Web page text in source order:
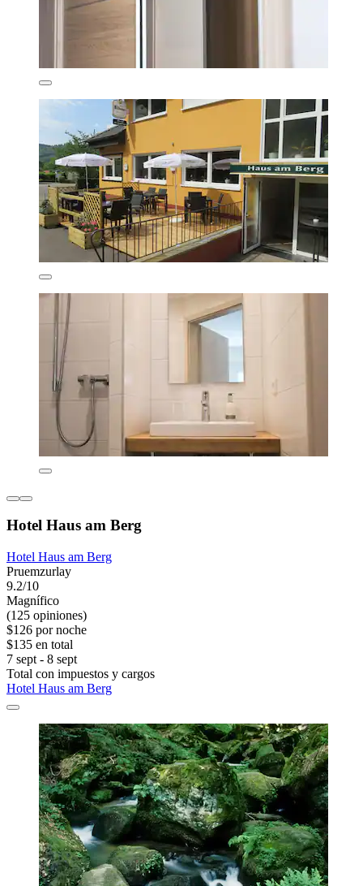
Hotel Haus am Berg
Hotel Haus am Berg
Pruemzurlay
9.2/10
Magnífico
(125 opiniones)
$126 por noche
$135 en total
7 sept - 8 sept
Total con impuestos y cargos
Hotel Haus am Berg